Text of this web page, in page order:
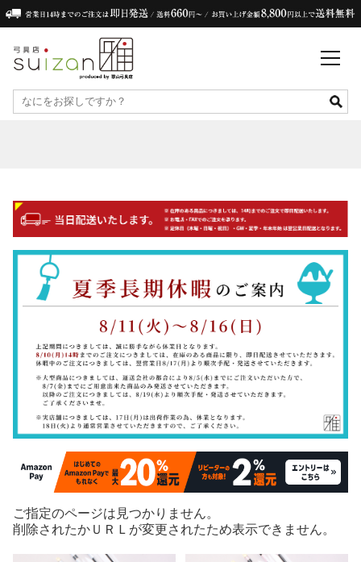
ご指定のページは見つかりません。
削除されたかＵＲＬが変更されたため表示できません。